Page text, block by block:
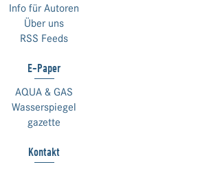
Info für Autoren
Über uns
RSS Feeds
E-Paper
AQUA & GAS
Wasserspiegel
gazette
Kontakt